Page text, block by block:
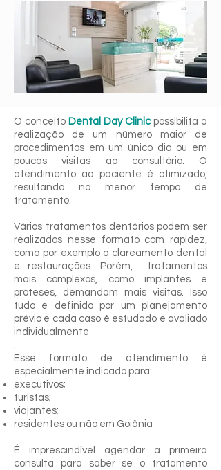
O conceito Dental Day Clinicpossibilita a
realização de um número maior de
procedimentos em um único dia ou em
poucas visitas ao consultório. O
atendimento ao paciente é otimizado,
resultando no menor tempo de
tratamento.
Vários tratamentos dentários podem ser
realizados nesse formato com rapidez,
como por exemplo o clareamento dental
e restaurações. Porém, tratamentos
mais complexos, como implantes e
próteses, demandam mais visitas. Isso
tudo é definido por um planejamento
prévio e cada caso é estudado e avaliado
individualmente
.
Esse formato de atendimento é
especialmente indicado para:
executivos;
turistas;
viajantes;
residentes ou não em Goiânia
É imprescindível agendar a primeira
consulta para saber se o tratamento